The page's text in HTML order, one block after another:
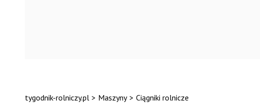
tygodnik-rolniczy.pl > Maszyny > Ciągniki rolnicze